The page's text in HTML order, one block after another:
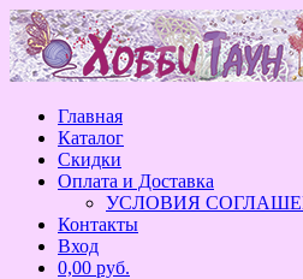
Перейти
к
содержанию
Главная
Каталог
Скидки
Оплата и Доставка
УСЛОВИЯ
Контакты
Вход
0,00 руб.